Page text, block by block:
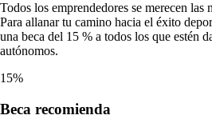
Todos los emprendedores se merecen las
Para allanar tu camino hacia el éxito
una beca del 15 % a todos los que estén
autónomos.
15%
Beca recomienda